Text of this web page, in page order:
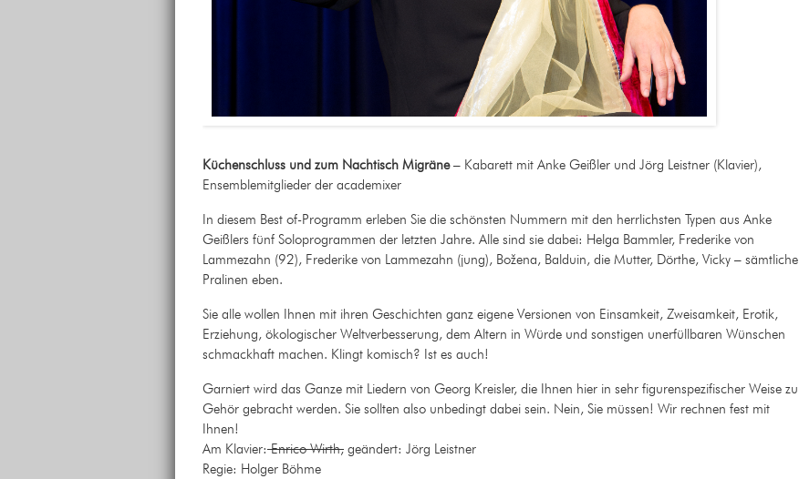
Küchenschluss und zum Nachtisch Migräne– Kabarett mit Anke Geißler und Jörg Leistner (Klavier),
Ensemblemitglieder der academixer
In diesem Best of-Programm erleben Sie die schönsten Nummern mit den herrlichsten Typen aus Anke
Geißlers fünf Soloprogrammen der letzten Jahre. Alle sind sie dabei: Helga Bammler, Frederike von
Lammezahn (92), Frederike von Lammezahn (jung), Božena, Balduin, die Mutter, Dörthe, Vicky – sämtliche
Pralinen eben.
Sie alle wollen Ihnen mit ihren Geschichten ganz eigene Versionen von Einsamkeit, Zweisamkeit, Erotik,
Erziehung, ökologischer Weltverbesserung, dem Altern in Würde und sonstigen unerfüllbaren Wünschen
schmackhaft machen. Klingt komisch? Ist es auch!
Garniert wird das Ganze mit Liedern von Georg Kreisler, die Ihnen hier in sehr figurenspezifischer Weise zu
Gehör gebracht werden. Sie sollten also unbedingt dabei sein. Nein, Sie müssen! Wir rechnen fest mit
Ihnen!
Am Klavier:Enrico Wirth, geändert: Jörg Leistner
Regie: Holger Böhme